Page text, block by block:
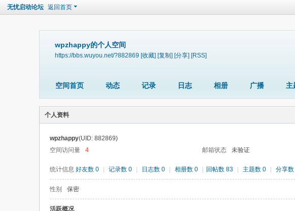
无忧启动论坛 返回首页
wpzhappy的个人空间
https://bbs.wuyou.net/?882869 [收藏] [复制] [分享] [RSS]
空间首页 动态 记录 日志 相册 广播 主
个人资料
wpzhappy(UID: 882869)
空间访问量
4 邮箱状态 未验证
统计信息 好友数 0 记录数 0 日志数 0 相册数 0 回帖数 83 主题数 0 分享
性别 保密
活跃概况